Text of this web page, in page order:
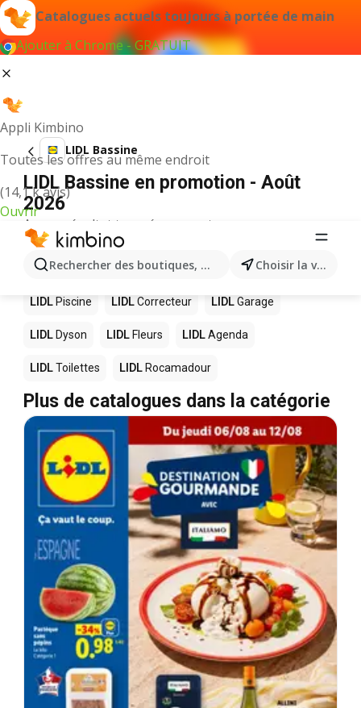
Catalogues actuels toujours à portée de main
Ajouter à Chrome - GRATUIT
Appli Kimbino
Toutes les offres au même endroit
(14,1 k avis)
Ouvrir
Rechercher des boutiques, des catégories, des Choisir la ville
LIDL Bassine
LIDL Bassine en promotion - Août
2026
Aucun résultat trouvé pour ce terme.
D’autres produits dans les magasins
LIDL
LIDL Piscine LIDLCorrecteur LIDLGarage
LIDL Dyson LIDL Fleurs LIDLAgenda
LIDLToilettes LIDL Rocamadour
Plus de catalogues dans la catégorie